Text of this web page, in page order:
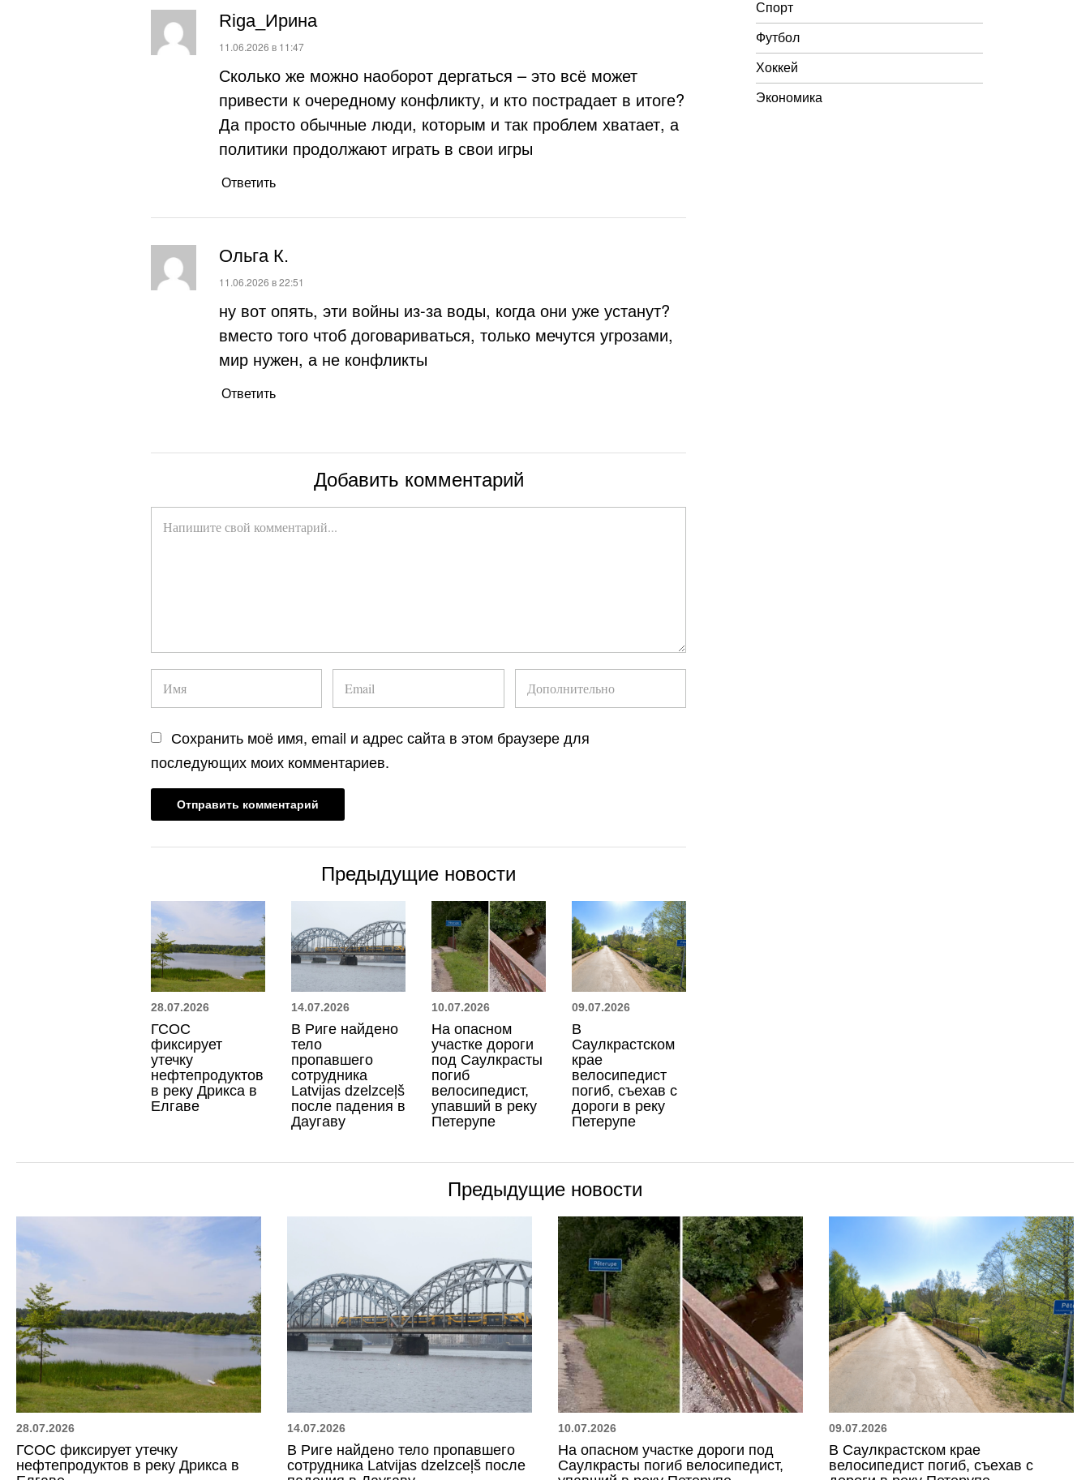
Riga_Ирина
:11.06.2026 в 11:47
Сколько же можно наоборот дергаться – это всё может
привести к очередному конфликту, и кто пострадает в итоге?
Да просто обычные люди, которым и так проблем хватает, а
политики продолжают играть в свои игры
Ответить
Ольга К.
:11.06.2026 в 22:51
ну вот опять, эти войны из-за воды, когда они уже устанут?
вместо того чтоб договариваться, только мечутся угрозами,
мир нужен, а не конфликты
Ответить
Добавить комментарий
Сохранить моё имя, email и адрес сайта в этом браузере для
последующих моих комментариев.
Предыдущие новости
28.07.2026
ГСОС
фиксирует
утечку
нефтепродуктов
в реку Дрикса в
Елгаве
14.07.2026
В Риге найдено
тело
пропавшего
сотрудника
Latvijas dzelzceļš
после падения в
Даугаву
10.07.2026
На опасном
участке дороги
под Саулкрасты
погиб
велосипедист,
упавший в реку
Петерупе
09.07.2026
В
Саулкрастском
крае
велосипедист
погиб, съехав с
дороги в реку
Петерупе
Спорт
Футбол
Хоккей
Экономика
Предыдущие новости
28.07.2026
ГСОС фиксирует утечку
нефтепродуктов в реку Дрикса в
14.07.2026
В Риге найдено тело пропавшего
сотрудника Latvijas dzelzceļš после
10.07.2026
На опасном участке дороги под
Саулкрасты погиб велосипедист,
09.07.2026
В Саулкрастском крае
велосипедист погиб, съехав с